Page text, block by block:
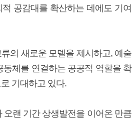
공감대를 확산하는 데에도 기여
의 새로운 모델을 제시하고, 예술
동체를 연결하는 공공적 역할을 확
기대하고 있다.
오랜 기간 상생발전을 이어온 만큼